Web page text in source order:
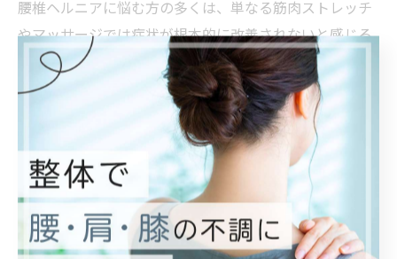
腰椎ヘルニアに悩む方の多くは、単なる筋肉ストレッチ
やマッサージでは症状が根本的に改善されないと感じる
ことが少なくありません。兼子ただしが提唱する神経系
へのアプローチは、神経伝達の仕組みに着目し、痛みや
しびれの原因となる神経の圧迫や誤作動を緩和する点が
この方法では、身体全体の神経バランスを整えるストレ
ッチや呼吸法を組み合わせ、無理なく段階的に可動域を
広げていきます。例えば、腰椎周囲の神経を意識したス